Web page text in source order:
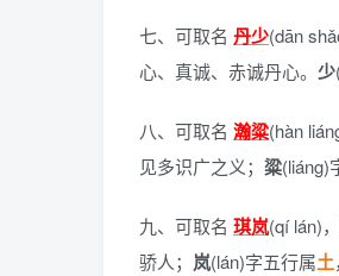
七、可取名 丹少(dān
心、真诚、赤诚丹心。 少
八、可取名 瀚粱(hàn
见多识广之义； 粱(liáng)
九、可取名 琪岚(qí lán)，
骄人； 岚(lán)字五行属土